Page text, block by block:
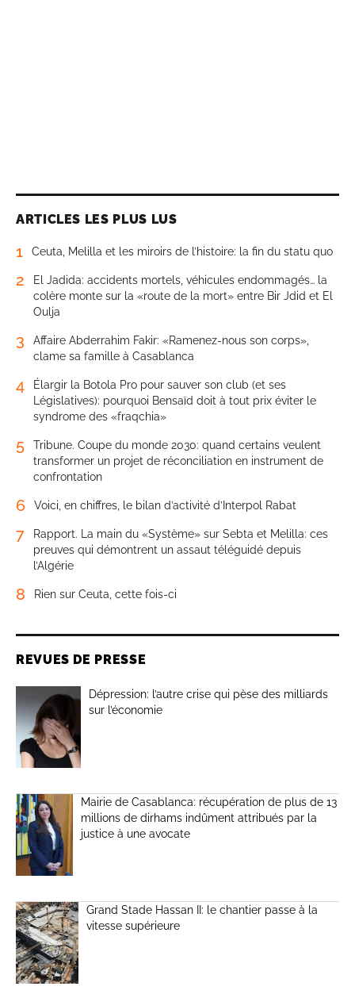
ARTICLES LES PLUS LUS
1 Ceuta, Melilla et les miroirs de l’histoire: la fin du statu quo
2
El Jadida: accidents mortels, véhicules endommagés… la
colère monte sur la «route de la mort» entre Bir Jdid et El
Oulja
3
Affaire Abderrahim Fakir: «Ramenez-nous son corps»,
clame sa famille à Casablanca
4
Élargir la Botola Pro pour sauver son club (et ses
Législatives): pourquoi Bensaïd doit à tout prix éviter le
syndrome des «fraqchia»
5
Tribune. Coupe du monde 2030: quand certains veulent
transformer un projet de réconciliation en instrument de
confrontation
6 Voici, en chiffres, le bilan d’activité d’Interpol Rabat
7
Rapport. La main du «Système» sur Sebta et Melilla: ces
preuves qui démontrent un assaut téléguidé depuis
l’Algérie
8 Rien sur Ceuta, cette fois-ci
REVUES DE PRESSE
Dépression: l’autre crise qui pèse des milliards
sur l’économie
Mairie de Casablanca: récupération de plus de 13
millions de dirhams indûment attribués par la
justice à une avocate
Grand Stade Hassan II: le chantier passe à la
vitesse supérieure